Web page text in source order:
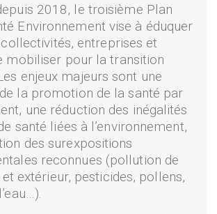
2018, le troisième Plan
Environnement vise à éduquer
entreprises et
mobiliser pour la transition
enjeux majeurs sont une
la promotion de la santé par
une réduction des inégalités
santé liées à l’environnement,
des surexpositions
reconnues (pollution de
et extérieur, pesticides, pollens,